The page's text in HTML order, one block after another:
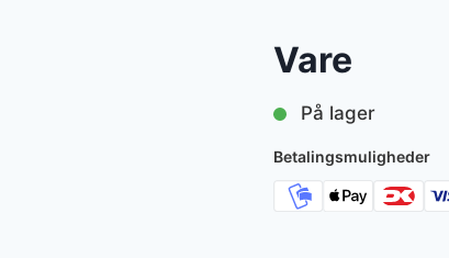
Vare
På lager
Betalingsmuligheder